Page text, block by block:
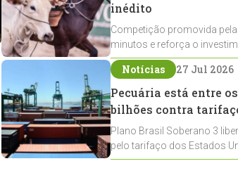
inédito
Competição promovida
minutos e reforça o
Crioulos voltados ao laço
Notícias 27 Jul 2026
Pecuária está entre
bilhões contra
Plano Brasil Soberano 3
pelo tarifaço dos Estados
contemplados